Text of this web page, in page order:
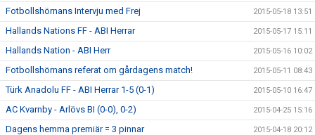
Fotbollshörnans Intervju med Frej 2015-05-18 13:51
Hallands Nations FF - ABI Herrar 2015-05-17 15:11
Hallands Nation - ABI Herr 2015-05-16 10:02
Fotbollshörnans referat om gårdagens match! 2015-05-11 08:43
Türk Anadolu FF - ABI Herrar 1-5 (0-1) 2015-05-10 16:47
AC Kvarnby - Arlövs BI (0-0), 0-2) 2015-04-25 15:16
Dagens hemma premiär = 3 pinnar 2015-04-18 20:12